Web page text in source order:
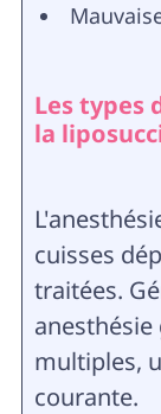
Les types
la
cuisses
traitées.
anesthésie
multiples,
courante.